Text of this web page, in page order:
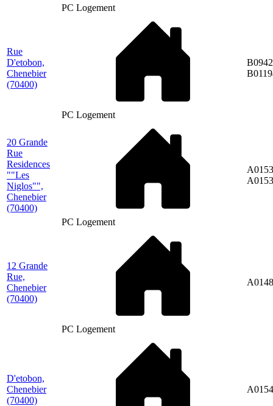
PC Logement
Rue
D'etobon,
Chenebier
(70400)
PC Logement
20 Grande
Rue
Residences
""Les
Niglos"",
Chenebier
(70400)
PC Logement
12 Grande
Rue,
Chenebier
(70400)
PC Logement
D'etobon,
Chenebier
(70400)